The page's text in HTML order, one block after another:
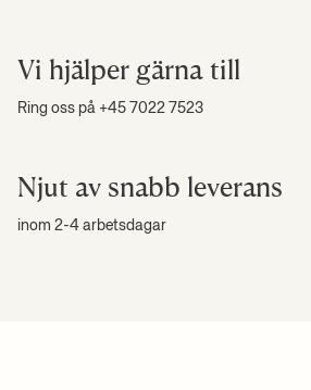
Vi hjälper gärna till
Ring oss på +45 7022 7523
Njut av snabb leverans
inom 2-4 arbetsdagar